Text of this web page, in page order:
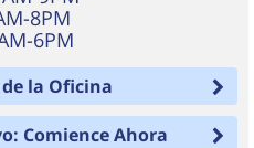
8PM
6PM
la Oficina
Comience Ahora